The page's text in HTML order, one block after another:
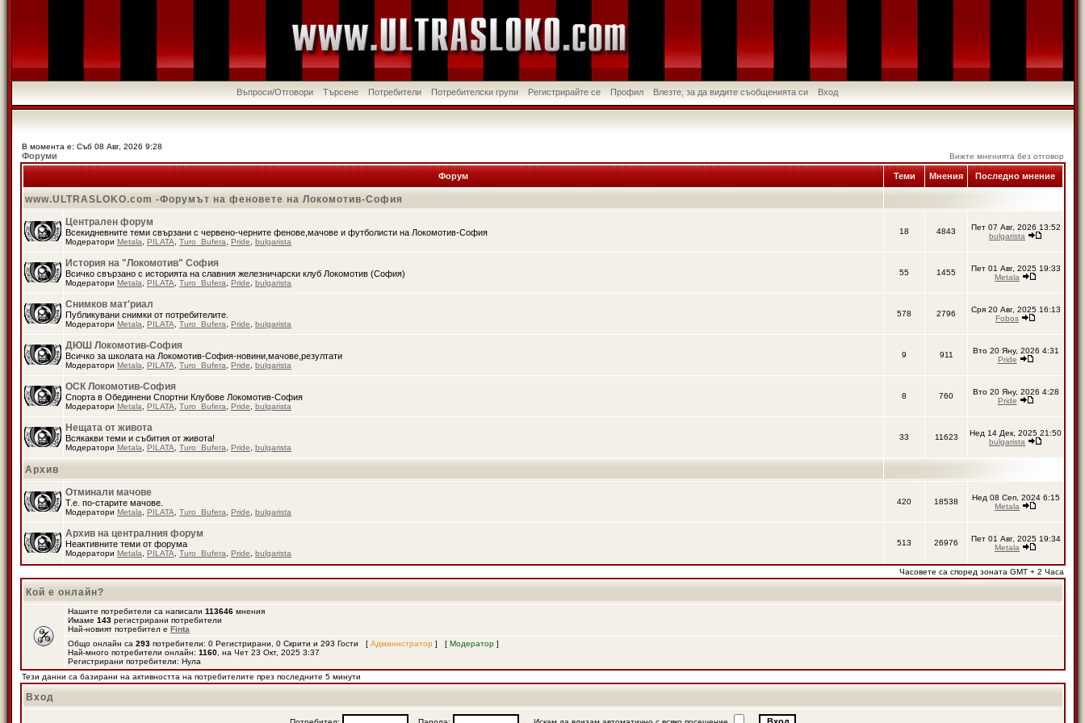
Въпроси/Отговори Търсене Потребители Потребителски групи Регистрирайте се Профил Влезте, за да видите съобщенията си Вход
В момента е: Съб 08 Авг, 2026 9:28
Форуми Вижте мненията без отговор
Форум Теми Мнения Последно мнение
www.ULTRASLOKO.com -Форумът на феновете на Локомотив-София
Централен форум
Всекидневните теми свързани с червено-черните фенове,мачове и футболисти на Локомотив-София
Модератори Metala PILATA Turo_Bufera Pride bulgarista
18 4843
Пет 07 Авг, 2026 13:52
bulgarista
История на "Локомотив" София
Всичко свързано с историята на славния железничарски клуб Локомотив (София)
Модератори Metala PILATA Turo_Bufera Pride bulgarista
55 1455
Пет 01 Авг, 2025 19:33
Metala
Снимков мат'риал
Публикувани снимки от потребителите.
Модератори Metala PILATA Turo_Bufera Pride bulgarista
578 2796
Сря 20 Авг, 2025 16:13
Fobos
ДЮШ Локомотив-София
Всичко за школата на Локомотив-София-новини,мачове,резултати
Модератори Metala PILATA Turo_Bufera Pride bulgarista
9 911
Вто 20 Яну, 2026 4:31
Pride
ОСК Локомотив-София
Спорта в Обединени Спортни Клубове Локомотив-София
Модератори Metala PILATA Turo_Bufera Pride bulgarista
8 760
Вто 20 Яну, 2026 4:28
Pride
Нещата от живота
Всякакви теми и събития от живота!
Модератори Metala PILATA Turo_Bufera Pride bulgarista
33 11623
Нед 14 Дек, 2025 21:50
bulgarista
Архив
Отминали мачове
Т.е. по-старите мачове.
Модератори Metala PILATA Turo_Bufera Pride bulgarista
420 18538
Нед 08 Сеп, 2024 6:15
Metala
Архив на централния форум
Неактивните теми от форума
Модератори Metala PILATA Turo_Bufera Pride bulgarista
513 26976
Пет 01 Авг, 2025 19:34
Metala
Часовете са според зоната GMT + 2 Часа
Кой е онлайн?
Нашите потребители са написали 113646 мнения
Имаме 143 регистрирани потребители
Най-новият потребител е Finta
Общо онлайн са 293 потребители: 0 Регистрирани, 0 Скрити и 293 Гости [ Администратор ] [ Модератор ]
Най-много потребители онлайн: 1160 , на Чет 23 Окт, 2025 3:37
Регистрирани потребители: Нула
Тези данни са базирани на активността на потребителите през последните 5 минути
Вход